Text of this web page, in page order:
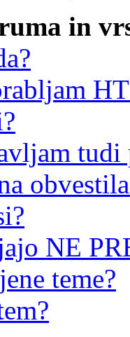
in
tudi
NE
teme?